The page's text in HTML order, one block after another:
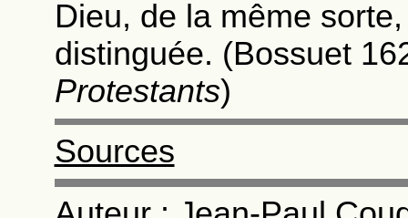
Dieu, de la même
distinguée. (Bossuet
Protestants)
Sources